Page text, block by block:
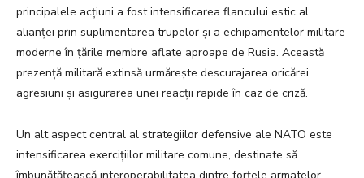
principalele acțiuni a fost intensificarea flancului estic al
alianței prin suplimentarea trupelor și a echipamentelor militare
moderne în țările membre aflate aproape de Rusia. Această
prezență militară extinsă urmărește descurajarea oricărei
agresiuni și asigurarea unei reacții rapide în caz de criză.
Un alt aspect central al strategiilor defensive ale NATO este
intensificarea exercițiilor militare comune, destinate să
îmbunătățească interoperabilitatea dintre forțele armatelor